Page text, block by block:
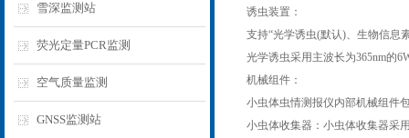
雪深监测站
荧光定量PCR监测
空气质量监测
GNSS监测站
诱虫装置：
支持“光学诱虫(默认)、生物信息
光学诱虫采用主波长为365nm的
机械组件：
小虫体虫情测报仪内部机械组件
小虫体收集器：小虫体收集器采